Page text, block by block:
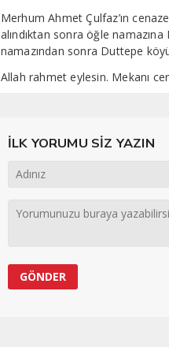
Merhum Ahmet Çulfaz’ın
alındıktan sonra öğle
namazından sonra Duttepe
Allah rahmet eylesin. Mekanı
İLK YORUMU SİZ YAZIN